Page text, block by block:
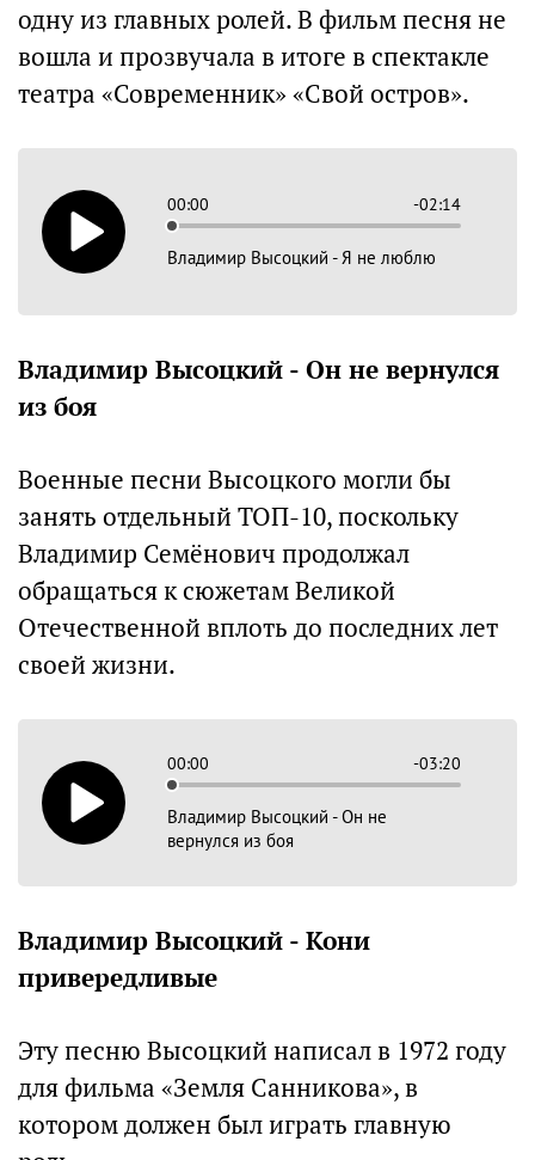
одну из главных ролей. В фильм песня не
вошла и прозвучала в итоге в спектакле
театра «Современник» «Свой остров».
00:00 -02:14
Владимир Высоцкий - Я не люблю
Владимир Высоцкий - Он не вернулся
из боя
Военные песни Высоцкого могли бы
занять отдельный ТОП-10, поскольку
Владимир Семёнович продолжал
обращаться к сюжетам Великой
Отечественной вплоть до последних лет
своей жизни.
00:00 -03:20
Владимир Высоцкий - Он не
вернулся из боя
Владимир Высоцкий - Кони
привередливые
Эту песню Высоцкий написал в 1972 году
для фильма «Земля Санникова», в
котором должен был играть главную